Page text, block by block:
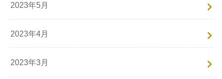
2023年5月
2023年4月
2023年3月